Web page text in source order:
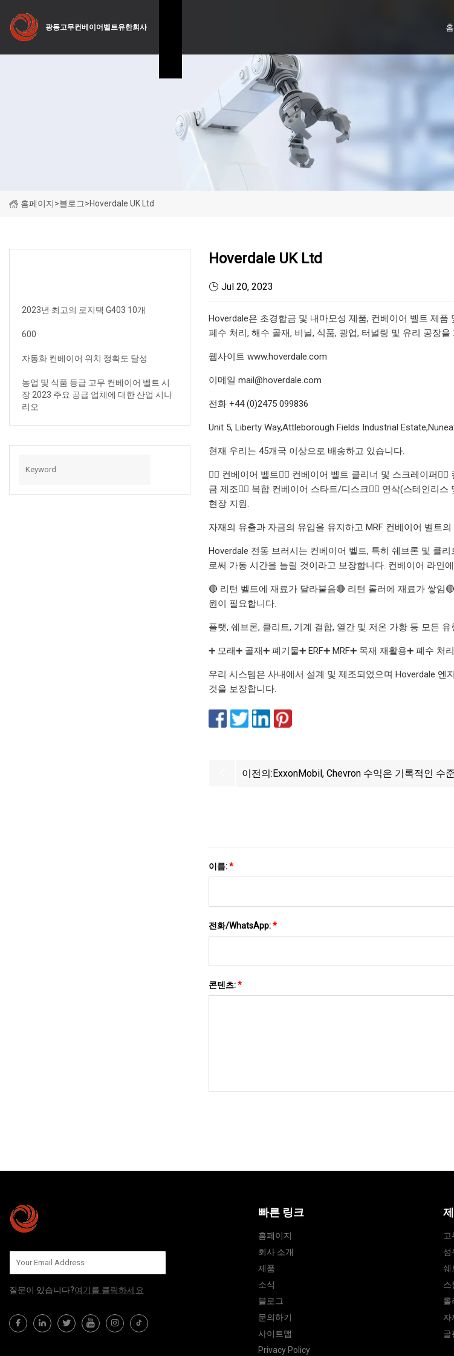
광동고무컨베이어벨트유한회사
홈페이지>블로그>Hoverdale UK Ltd
2023년 최고의 로지텍 G403 10개
600
자동화 컨베이어 위치 정확도 달성
농업 및 식품 등급 고무 컨베이어 벨트 시
장 2023 주요 공급 업체에 대한 산업 시나
리오
Hoverdale UK Ltd
Jul 20, 2023
Hoverdale은 초경합금 및 내마모성 제품, 컨베이어 벨트 제
폐수 처리, 해수 골재, 비닐, 식품, 광업, 터널링 및 유리 공장
웹사이트 www.hoverdale.com
이메일 mail@hoverdale.com
전화 +44 (0)2475 099836
Unit 5, Liberty Way,Attleborough Fields Industrial
현재 우리는 45개국 이상으로 배송하고 있습니다.
👉🏼 컨베이어 벨트👉🏼 컨베이어 벨트 클리너 및 스크레이퍼
금 제조👉🏼 복합 컨베이어 스타트/디스크👉🏼 연삭(스테인리스
현장 지원.
자재의 유출과 자금의 유입을 유지하고 MRF 컨베이어 벨트
Hoverdale 전동 브러시는 컨베이어 벨트, 특히 쉐브론 및 클
로써 가동 시간을 늘릴 것이라고 보장합니다. 컨베이어 라인
🔴 리턴 벨트에 재료가 달라붙음🔴 리턴 롤러에 재료가 쌓임
원이 필요합니다.
플랫, 쉐브론, 클리트, 기계 결합, 열간 및 저온 가황 등 모든
➕ 모래➕ 골재➕ 폐기물➕ ERF➕ MRF➕ 목재 재활용➕ 폐수
우리 시스템은 사내에서 설계 및 제조되었으며 Hoverdale
것을 보장합니다.
이전의:ExxonMobil, Chevron 수익은 기록적인 수
이름:*
전화/WhatsApp:*
콘텐츠:*
질문이 있습니다?여기를 클릭하세요
빠른 링크
홈페이지
회사 소개
제품
소식
블로그
문의하기
사이트맵
Privacy Policy
고
섬
쉐
스
롤
자
골